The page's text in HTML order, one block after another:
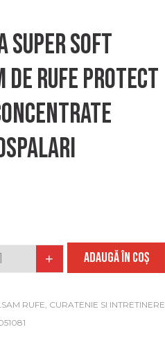
super soft
de rufe protect
Quantity
+ ADAUGĂ ÎN COȘ
RUFE, CURATENIE SI INTRETINERE